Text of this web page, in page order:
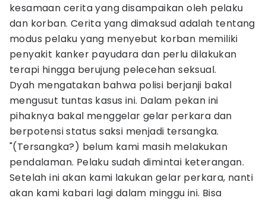
kesamaan cerita yang disampaikan oleh pelaku
dan korban. Cerita yang dimaksud adalah tentang
modus pelaku yang menyebut korban memiliki
penyakit kanker payudara dan perlu dilakukan
terapi hingga berujung pelecehan seksual.
Dyah mengatakan bahwa polisi berjanji bakal
mengusut tuntas kasus ini. Dalam pekan ini
pihaknya bakal menggelar gelar perkara dan
berpotensi status saksi menjadi tersangka.
"(Tersangka?) belum kami masih melakukan
pendalaman. Pelaku sudah dimintai keterangan.
Setelah ini akan kami lakukan gelar perkara, nanti
akan kami kabari lagi dalam minggu ini. Bisa